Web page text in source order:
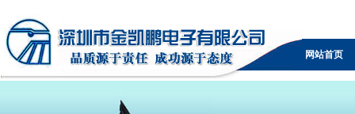
无线网桥，广电设备，可视电话，防火墙，KVM，负载
均衡，IPTV，视频采集卡，自由空间光通信，控制台服
务器
网站首页